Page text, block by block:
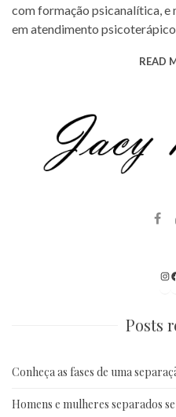
com formação psicanalítica, e
em atendimento
READ
Posts
Conheça as fases de uma
Homens e mulheres separados